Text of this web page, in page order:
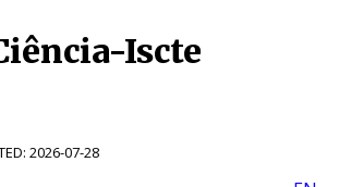
Iscte
2026-07-28